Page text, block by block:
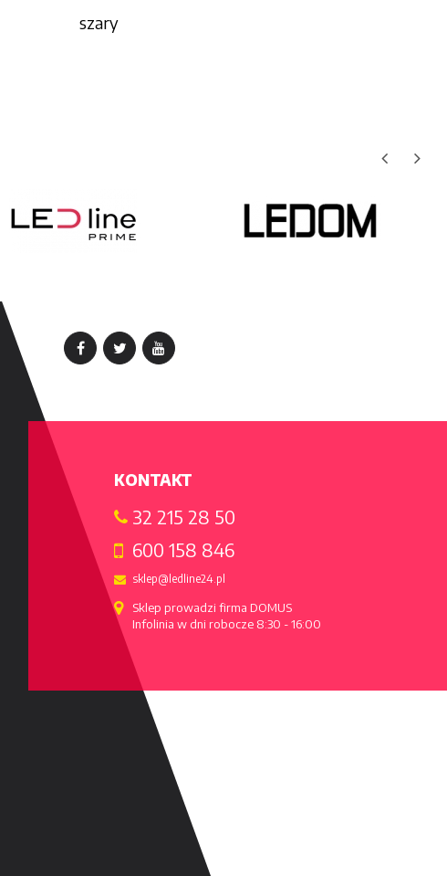
szary
KONTAKT
32 215 28 50
600 158 846
sklep@ledline24.pl
Sklep prowadzi firma DOMUS
Infolinia w dni robocze 8:30 - 16:00